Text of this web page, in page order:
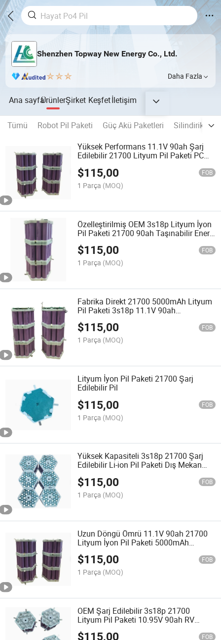
Shenzhen Topway New Energy Co., Ltd.
Daha Fazla
Ana sayfaÜrünlerŞirket Keşfetİletişim
Tümü Robot Pil Paketi Güç Akü Paketleri
Silindirik Pil
Yüksek Performans 11.1V 90ah Şarj
Edilebilir 21700 Lityum Pil Paketi PCM
$115,00 FOB
1 Parça (MOQ)
Özelleştirilmiş OEM 3s18p Lityum İyon
Pil Paketi 21700 90ah Taşınabilir Enerji
Depolama için
$115,00 FOB
1 Parça (MOQ)
Fabrika Direkt 21700 5000mAh Lityum
Pil Paketi 3s18p 11.1V 90ah
Özelleştirilmiş Çözüm
$115,00 FOB
1 Parça (MOQ)
Lityum İyon Pil Paketi 21700 Şarj
Edilebilir Pil
$115,00 FOB
1 Parça (MOQ)
Yüksek Kapasiteli 3s18p 21700 Şarj
Edilebilir Li-ion Pil Paketi Dış Mekan
Güç Kaynağı için
$115,00 FOB
1 Parça (MOQ)
Uzun Döngü Ömrü 11.1V 90ah 21700
Lityum İyon Pil Paketi 5000mAh
Hücreleri için Ess
$115,00 FOB
1 Parça (MOQ)
OEM Şarj Edilebilir 3s18p 21700
Lityum Pil Paketi 10.95V 90ah RV
Deniz ve Yedek Güç için
$115,00 FOB